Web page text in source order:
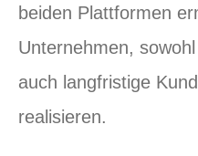
beiden Plattformen
Unternehmen,
auch langfristige
realisieren.